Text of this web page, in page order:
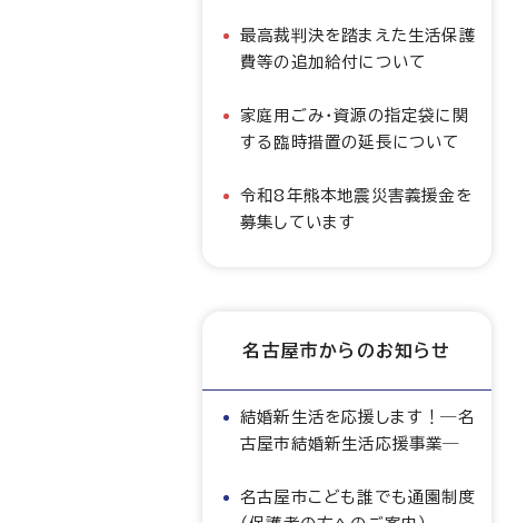
最高裁判決を踏まえた生活保護
費等の追加給付について
家庭用ごみ・資源の指定袋に関
する臨時措置の延長について
令和8年熊本地震災害義援金を
募集しています
名古屋市からのお知らせ
結婚新生活を応援します！―名
古屋市結婚新生活応援事業―
名古屋市こども誰でも通園制度